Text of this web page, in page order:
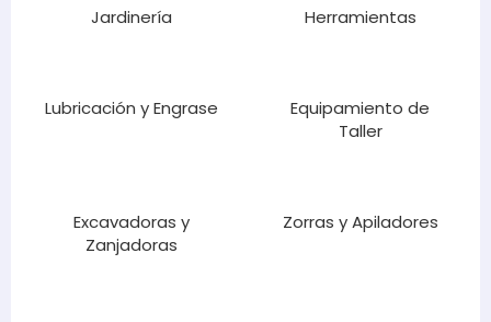
Jardinería Herramientas
Lubricación y Engrase
Equipamiento de
Taller
Excavadoras y
Zanjadoras
Zorras y Apiladores